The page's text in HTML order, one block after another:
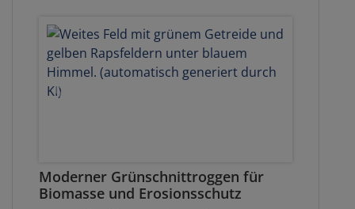
Moderner Grünschnittroggen für
Biomasse und Erosionsschutz